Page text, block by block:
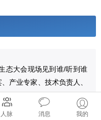
态大会现场见到谁/听到谁
产业专家、技术负责人、
推荐AI生物医药嘉宾！
人脉 消息 我的